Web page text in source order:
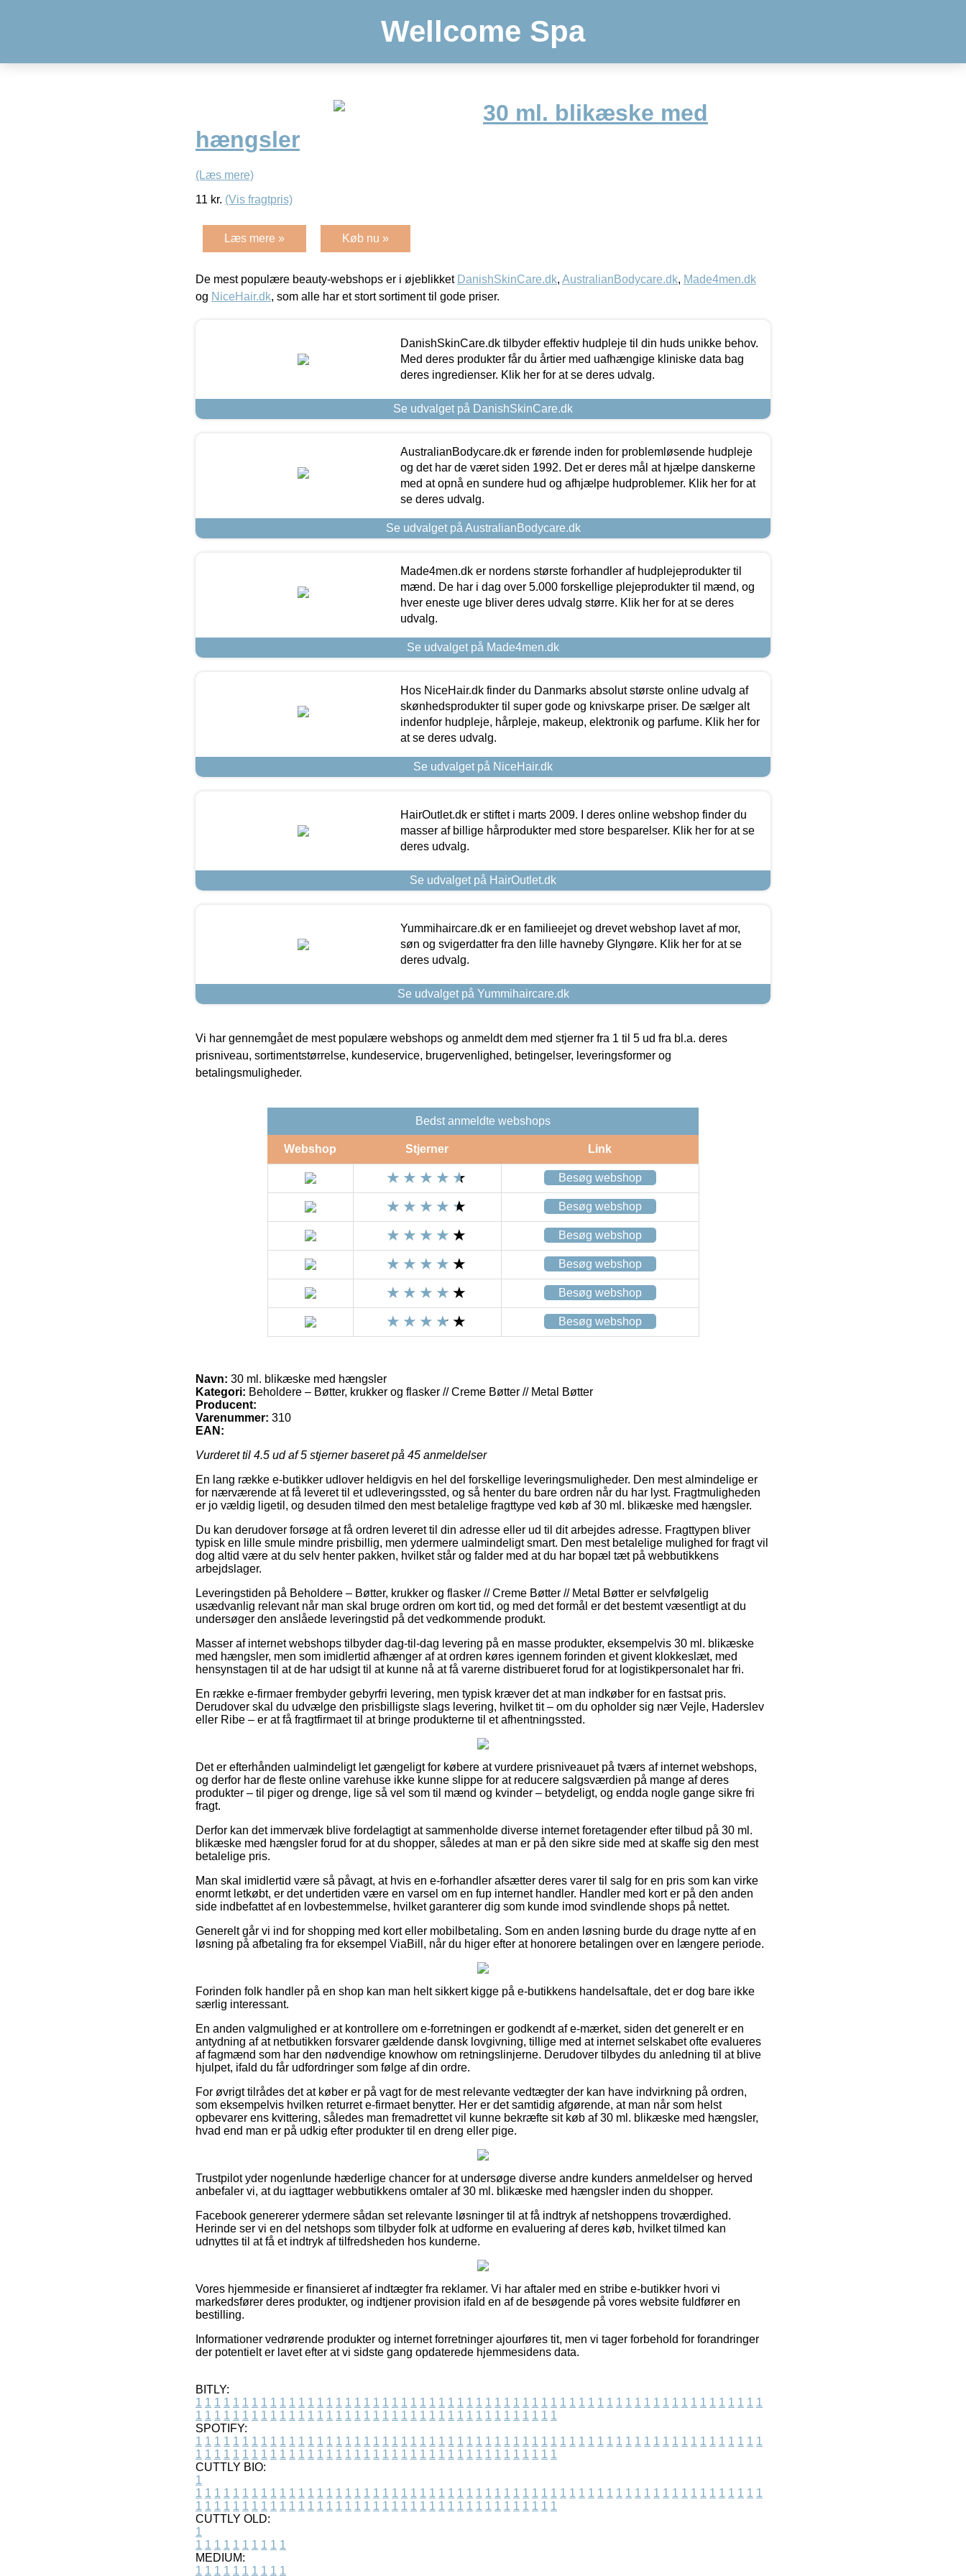
Wellcome Spa
30 ml. blikæske med
hængsler
(Læs mere)
11 kr. (Vis fragtpris)
Læs mere » Køb nu »
De mest populære beauty-webshops er i øjeblikket DanishSkinCare.dk, AustralianBodycare.dk, Made4men.dk
og NiceHair.dk, som alle har et stort sortiment til gode priser.
DanishSkinCare.dk tilbyder effektiv hudpleje til din huds unikke behov.
Med deres produkter får du årtier med uafhængige kliniske data bag
deres ingredienser. Klik her for at se deres udvalg.
Se udvalget på DanishSkinCare.dk
AustralianBodycare.dk er førende inden for problemløsende hudpleje
og det har de været siden 1992. Det er deres mål at hjælpe danskerne
med at opnå en sundere hud og afhjælpe hudproblemer. Klik her for at
se deres udvalg.
Se udvalget på AustralianBodycare.dk
Made4men.dk er nordens største forhandler af hudplejeprodukter til
mænd. De har i dag over 5.000 forskellige plejeprodukter til mænd, og
hver eneste uge bliver deres udvalg større. Klik her for at se deres
udvalg.
Se udvalget på Made4men.dk
Hos NiceHair.dk finder du Danmarks absolut største online udvalg af
skønhedsprodukter til super gode og knivskarpe priser. De sælger alt
indenfor hudpleje, hårpleje, makeup, elektronik og parfume. Klik her for
at se deres udvalg.
Se udvalget på NiceHair.dk
HairOutlet.dk er stiftet i marts 2009. I deres online webshop finder du
masser af billige hårprodukter med store besparelser. Klik her for at se
deres udvalg.
Se udvalget på HairOutlet.dk
Yummihaircare.dk er en familieejet og drevet webshop lavet af mor,
søn og svigerdatter fra den lille havneby Glyngøre. Klik her for at se
deres udvalg.
Se udvalget på Yummihaircare.dk
Vi har gennemgået de mest populære webshops og anmeldt dem med stjerner fra 1 til 5 ud fra bl.a. deres
prisniveau, sortimentstørrelse, kundeservice, brugervenlighed, betingelser, leveringsformer og
betalingsmuligheder.
Bedst anmeldte webshops
Webshop Stjerner Link
Besøg webshop
Besøg webshop
Besøg webshop
Besøg webshop
Besøg webshop
Besøg webshop
Navn: 30 ml. blikæske med hængsler
Kategori: Beholdere – Bøtter, krukker og flasker // Creme Bøtter // Metal Bøtter
Producent:
Varenummer: 310
EAN:
Vurderet til 4.5 ud af 5 stjerner baseret på 45 anmeldelser
En lang række e-butikker udlover heldigvis en hel del forskellige leveringsmuligheder. Den mest almindelige er
for nærværende at få leveret til et udleveringssted, og så henter du bare ordren når du har lyst. Fragtmuligheden
er jo vældig ligetil, og desuden tilmed den mest betalelige fragttype ved køb af 30 ml. blikæske med hængsler.
Du kan derudover forsøge at få ordren leveret til din adresse eller ud til dit arbejdes adresse. Fragttypen bliver
typisk en lille smule mindre prisbillig, men ydermere ualmindeligt smart. Den mest betalelige mulighed for fragt vil
dog altid være at du selv henter pakken, hvilket står og falder med at du har bopæl tæt på webbutikkens
arbejdslager.
Leveringstiden på Beholdere – Bøtter, krukker og flasker // Creme Bøtter // Metal Bøtter er selvfølgelig
usædvanlig relevant når man skal bruge ordren om kort tid, og med det formål er det bestemt væsentligt at du
undersøger den anslåede leveringstid på det vedkommende produkt.
Masser af internet webshops tilbyder dag-til-dag levering på en masse produkter, eksempelvis 30 ml. blikæske
med hængsler, men som imidlertid afhænger af at ordren køres igennem forinden et givent klokkeslæt, med
hensynstagen til at de har udsigt til at kunne nå at få varerne distribueret forud for at logistikpersonalet har fri.
En række e-firmaer frembyder gebyrfri levering, men typisk kræver det at man indkøber for en fastsat pris.
Derudover skal du udvælge den prisbilligste slags levering, hvilket tit – om du opholder sig nær Vejle, Haderslev
eller Ribe – er at få fragtfirmaet til at bringe produkterne til et afhentningssted.
Det er efterhånden ualmindeligt let gængeligt for købere at vurdere prisniveauet på tværs af internet webshops,
og derfor har de fleste online varehuse ikke kunne slippe for at reducere salgsværdien på mange af deres
produkter – til piger og drenge, lige så vel som til mænd og kvinder – betydeligt, og endda nogle gange sikre fri
fragt.
Derfor kan det immervæk blive fordelagtigt at sammenholde diverse internet foretagender efter tilbud på 30 ml.
blikæske med hængsler forud for at du shopper, således at man er på den sikre side med at skaffe sig den mest
betalelige pris.
Man skal imidlertid være så påvagt, at hvis en e-forhandler afsætter deres varer til salg for en pris som kan virke
enormt letkøbt, er det undertiden være en varsel om en fup internet handler. Handler med kort er på den anden
side indbefattet af en lovbestemmelse, hvilket garanterer dig som kunde imod svindlende shops på nettet.
Generelt går vi ind for shopping med kort eller mobilbetaling. Som en anden løsning burde du drage nytte af en
løsning på afbetaling fra for eksempel ViaBill, når du higer efter at honorere betalingen over en længere periode.
Forinden folk handler på en shop kan man helt sikkert kigge på e-butikkens handelsaftale, det er dog bare ikke
særlig interessant.
En anden valgmulighed er at kontrollere om e-forretningen er godkendt af e-mærket, siden det generelt er en
antydning af at netbutikken forsvarer gældende dansk lovgivning, tillige med at internet selskabet ofte evalueres
af fagmænd som har den nødvendige knowhow om retningslinjerne. Derudover tilbydes du anledning til at blive
hjulpet, ifald du får udfordringer som følge af din ordre.
For øvrigt tilrådes det at køber er på vagt for de mest relevante vedtægter der kan have indvirkning på ordren,
som eksempelvis hvilken returret e-firmaet benytter. Her er det samtidig afgørende, at man når som helst
opbevarer ens kvittering, således man fremadrettet vil kunne bekræfte sit køb af 30 ml. blikæske med hængsler,
hvad end man er på udkig efter produkter til en dreng eller pige.
Trustpilot yder nogenlunde hæderlige chancer for at undersøge diverse andre kunders anmeldelser og herved
anbefaler vi, at du iagttager webbutikkens omtaler af 30 ml. blikæske med hængsler inden du shopper.
Facebook genererer ydermere sådan set relevante løsninger til at få indtryk af netshoppens troværdighed.
Herinde ser vi en del netshops som tilbyder folk at udforme en evaluering af deres køb, hvilket tilmed kan
udnyttes til at få et indtryk af tilfredsheden hos kunderne.
Vores hjemmeside er finansieret af indtægter fra reklamer. Vi har aftaler med en stribe e-butikker hvori vi
markedsfører deres produkter, og indtjener provision ifald en af de besøgende på vores website fuldfører en
bestilling.
Informationer vedrørende produkter og internet forretninger ajourføres tit, men vi tager forbehold for forandringer
der potentielt er lavet efter at vi sidste gang opdaterede hjemmesidens data.
BITLY:
1 1 1 1 1 1 1 1 1 1 1 1 1 1 1 1 1 1 1 1 1 1 1 1 1 1 1 1 1 1 1 1 1 1 1 1 1 1 1 1 1 1 1 1 1 1 1 1 1 1 1 1 1 1 1 1 1 1 1 1 1
1 1 1 1 1 1 1 1 1 1 1 1 1 1 1 1 1 1 1 1 1 1 1 1 1 1 1 1 1 1 1 1 1 1 1 1 1 1 1
SPOTIFY:
1 1 1 1 1 1 1 1 1 1 1 1 1 1 1 1 1 1 1 1 1 1 1 1 1 1 1 1 1 1 1 1 1 1 1 1 1 1 1 1 1 1 1 1 1 1 1 1 1 1 1 1 1 1 1 1 1 1 1 1 1
1 1 1 1 1 1 1 1 1 1 1 1 1 1 1 1 1 1 1 1 1 1 1 1 1 1 1 1 1 1 1 1 1 1 1 1 1 1 1
CUTTLY BIO:
1
1 1 1 1 1 1 1 1 1 1 1 1 1 1 1 1 1 1 1 1 1 1 1 1 1 1 1 1 1 1 1 1 1 1 1 1 1 1 1 1 1 1 1 1 1 1 1 1 1 1 1 1 1 1 1 1 1 1 1 1 1
1 1 1 1 1 1 1 1 1 1 1 1 1 1 1 1 1 1 1 1 1 1 1 1 1 1 1 1 1 1 1 1 1 1 1 1 1 1 1
CUTTLY OLD:
1
1 1 1 1 1 1 1 1 1 1
MEDIUM:
1 1 1 1 1 1 1 1 1 1